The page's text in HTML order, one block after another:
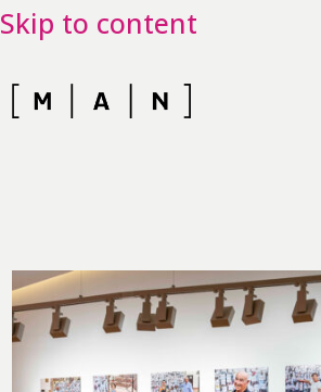
Skip to content